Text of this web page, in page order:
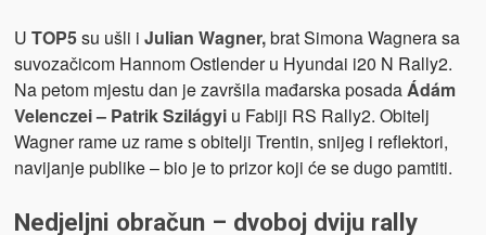
U TOP5su ušli i Julian Wagner,brat Simona Wagnera sa
suvozačicom Hannom Ostlender u Hyundai i20 N Rally2.
Na petom mjestu dan je završila mađarska posadaÁdám
Velenczei – Patrik Szilágyiu Fabiji RS Rally2. Obitelj
Wagner rame uz rame s obitelji Trentin, snijeg i reflektori,
navijanje publike – bio je to prizor koji će se dugo pamtiti.
Nedjeljni obračun – dvoboj dviju rally